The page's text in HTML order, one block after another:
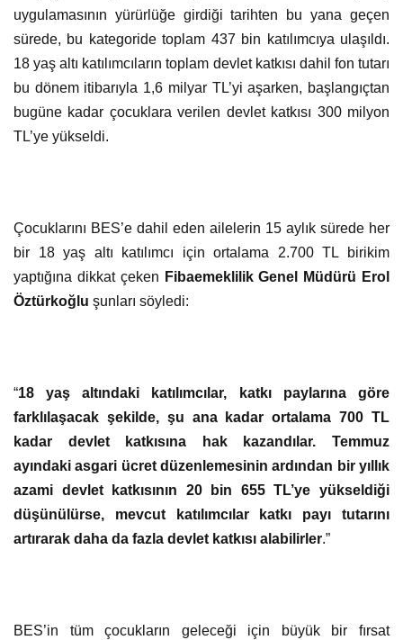
uygulamasının yürürlüğe girdiği tarihten bu yana geçen
sürede, bu kategoride toplam 437 bin katılımcıya ulaşıldı.
18 yaş altı katılımcıların toplam devlet katkısı dahil fon tutarı
bu dönem itibarıyla 1,6 milyar TL’yi aşarken, başlangıçtan
bugüne kadar çocuklara verilen devlet katkısı 300 milyon
TL’ye yükseldi.
Çocuklarını BES’e dahil eden ailelerin 15 aylık sürede her
bir 18 yaş altı katılımcı için ortalama 2.700 TL birikim
yaptığına dikkat çeken Fibaemeklilik Genel Müdürü Erol
Öztürkoğlu şunları söyledi:
“18 yaş altındaki katılımcılar, katkı paylarına göre
farklılaşacak şekilde, şu ana kadar ortalama 700 TL
kadar devlet katkısına hak kazandılar. Temmuz
ayındaki asgari ücret düzenlemesinin ardından bir yıllık
azami devlet katkısının 20 bin 655 TL’ye yükseldiği
düşünülürse, mevcut katılımcılar katkı payı tutarını
artırarak daha da fazla devlet katkısı alabilirler.”
BES’in tüm çocukların geleceği için büyük bir fırsat